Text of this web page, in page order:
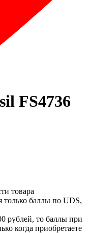
FS4736
товара
только баллы по UDS,
рублей, то баллы при
когда приобретаете